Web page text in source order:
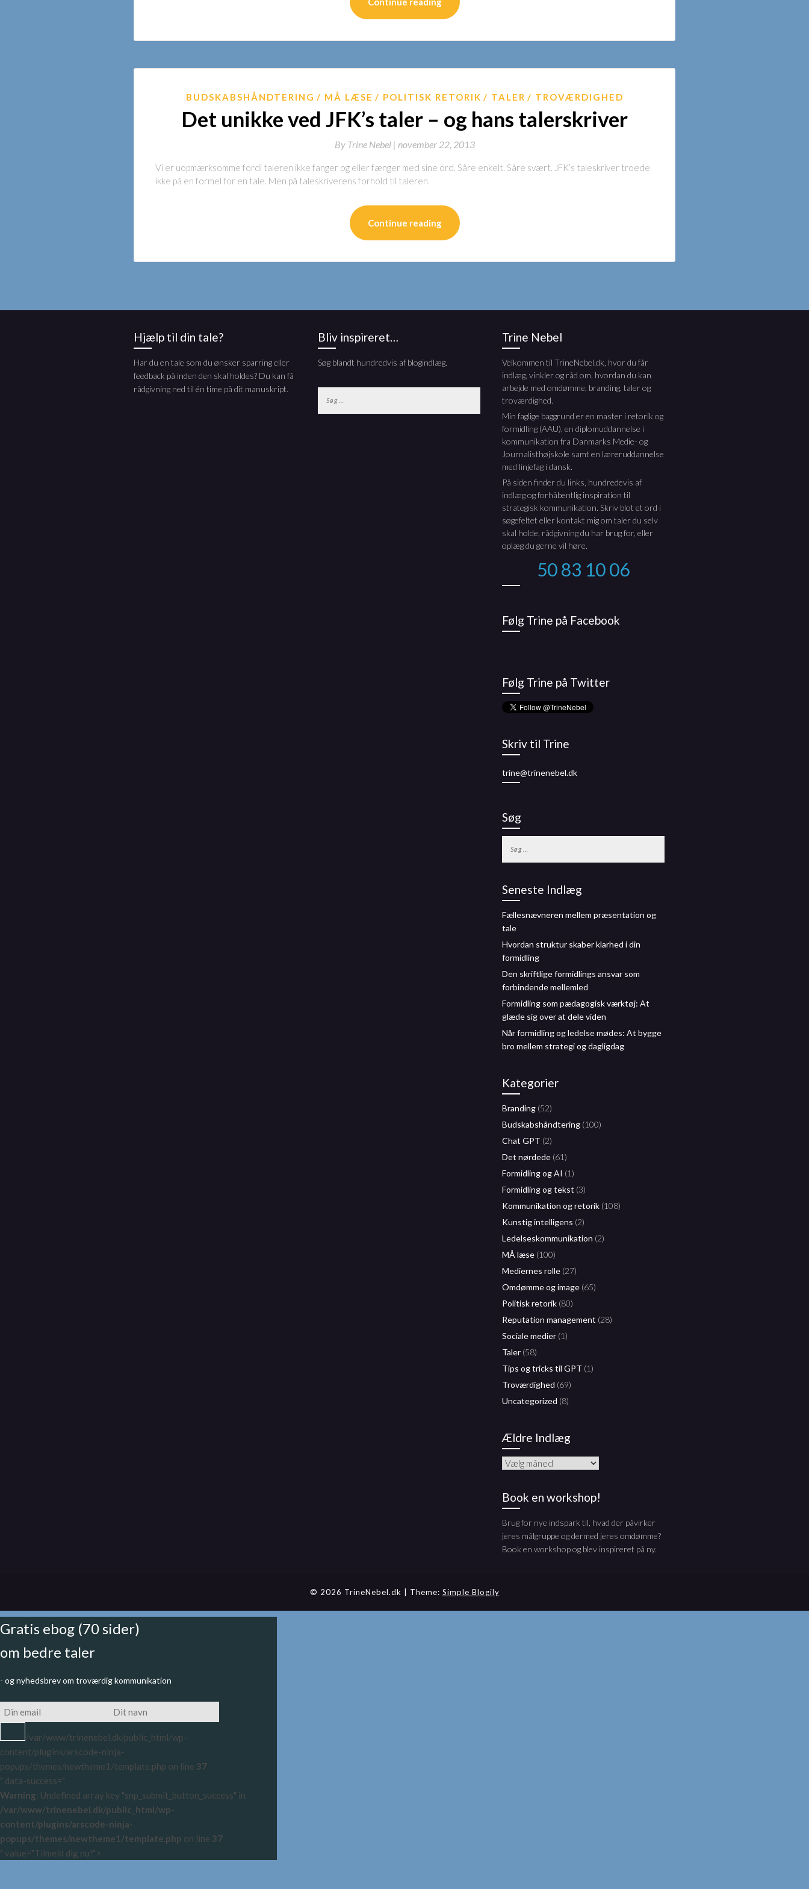
BUDSKABSHÅNDTERING MÅ LÆSE POLITISK RETORIK TALER TROVÆRDIGHED
Det unikke ved JFK’s taler – og hans talerskriver
By Trine Nebel | november 22, 2013
Vi er uopmærksomme fordi taleren ikke fanger og eller fænger med sine ord. Såre enkelt. Såre svært. JFK’s taleskriver troede
ikke på en formel for en tale. Men på taleskriverens forhold til taleren.
Continue reading
Hjælp til din tale?
Har du en tale som du ønsker sparring eller
feedback på inden den skal holdes? Du kan få
rådgivning ned til én time på dit manuskript.
Bliv inspireret…
Søg blandt hundredvis af blogindlæg.
efter:
Trine Nebel
Velkommen til TrineNebel.dk, hvor du får
indlæg, vinkler og råd om, hvordan du kan
arbejde med omdømme, branding, taler og
troværdighed.
Min faglige baggrund er en master i retorik og
formidling (AAU), en diplomuddannelse i
kommunikation fra Danmarks Medie- og
Journalisthøjskole samt en læreruddannelse
med linjefag i dansk.
På siden finder du links, hundredevis af
indlæg og forhåbentlig inspiration til
strategisk kommunikation. Skriv blot et ord i
søgefeltet eller kontakt mig om taler du selv
skal holde, rådgivning du har brug for, eller
oplæg du gerne vil høre.
50 83 10 06
Følg Trine på Facebook
Følg Trine på Twitter
Skriv til Trine
trine@trinenebel.dk
Søg
efter:
Seneste Indlæg
Fællesnævneren mellem præsentation og
tale
Hvordan struktur skaber klarhed i din
formidling
Den skriftlige formidlings ansvar som
forbindende mellemled
Formidling som pædagogisk værktøj: At
glæde sig over at dele viden
Når formidling og ledelse mødes: At bygge
bro mellem strategi og dagligdag
Kategorier
Branding (52)
Budskabshåndtering (100)
Chat GPT (2)
Det nørdede (61)
Formidling og AI (1)
Formidling og tekst (3)
Kommunikation og retorik (108)
Kunstig intelligens (2)
Ledelseskommunikation (2)
MÅ læse (100)
Mediernes rolle (27)
Omdømme og image (65)
Politisk retorik (80)
Reputation management (28)
Sociale medier (1)
Taler (58)
Tips og tricks til GPT (1)
Troværdighed (69)
Uncategorized (8)
Ældre Indlæg
Ældre
Book en workshop!
Brug for nye indspark til, hvad der påvirker
jeres målgruppe og dermed jeres omdømme?
Book en workshop og blev inspireret på ny.
© 2026 TrineNebel.dk | Theme: Simple Blogily
Gratis ebog (70 sider)
om bedre taler
- og nyhedsbrev om troværdig kommunikation
/var/www/trinenebel.dk/public_html/wp-
content/plugins/arscode-ninja-
popups/themes/newtheme1/template.php on line 37
" data-success="
Warning: Undefined array key "snp_submit_button_success" in
/var/www/trinenebel.dk/public_html/wp-
content/plugins/arscode-ninja-
popups/themes/newtheme1/template.php on line 37
" value="Tilmeld dig nu!">